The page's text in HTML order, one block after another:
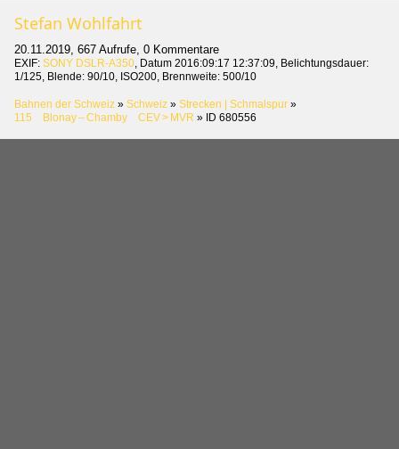
Stefan Wohlfahrt
20.11.2019, 667 Aufrufe, 0 Kommentare
EXIF: SONY DSLR-A350, Datum 2016:09:17 12:37:09, Belichtungsdauer:
1/125, Blende: 90/10, ISO200, Brennweite: 500/10
Bahnen der Schweiz » Schweiz » Strecken | Schmalspur »
115 Blonay – Chamby CEV > MVR » ID 680556